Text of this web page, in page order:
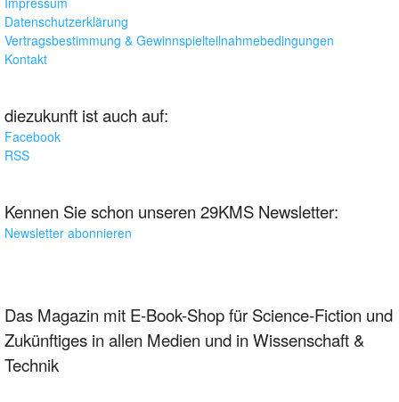
Datenschutzerklärung
Vertragsbestimmung & Gewinnspielteilnahmebedingungen
Kontakt
diezukunft ist auch auf:
Facebook
RSS
Kennen Sie schon unseren 29KMS Newsletter:
Newsletter abonnieren
Das Magazin mit E-Book-Shop für Science-Fiction und
Zukünftiges in allen Medien und in Wissenschaft &
Technik